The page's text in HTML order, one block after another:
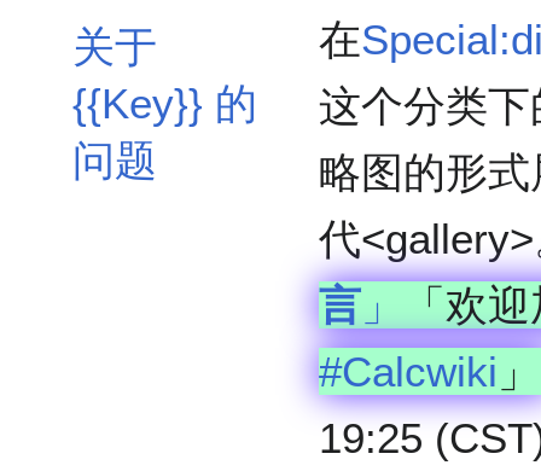
关于
{{Key}} 的
问题
在
这个分类
略图的形
代
言 」
「欢
#Calcwiki 」
19:25